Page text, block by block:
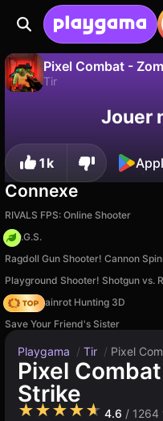
Pixel Combat -
Tir
progression !
Jouer
1k
Connexe
RIVALS FPS: Online Shooter
H.O.G.S.
Italian Brainrot Hunting 3D
Save Your Friend's Sister
Playgama / Tir / Pixel
Pixel
Strike
★★★★★ 4.6 / 1264